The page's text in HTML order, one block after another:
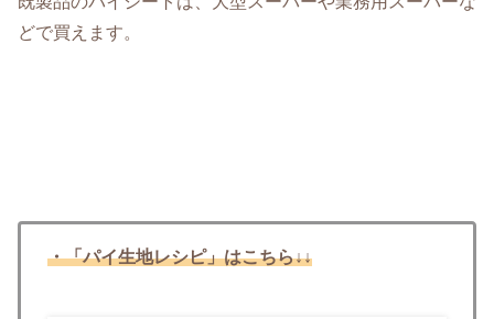
どで買えます。
・「パイ生地レシピ」はこちら↓↓